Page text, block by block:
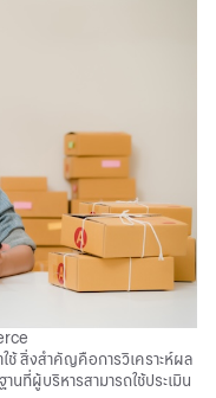
ช้ สิ่งสำคัญคือการวิเคราะห์ผล
ที่ผู้บริหารสามารถใช้ประเมิน